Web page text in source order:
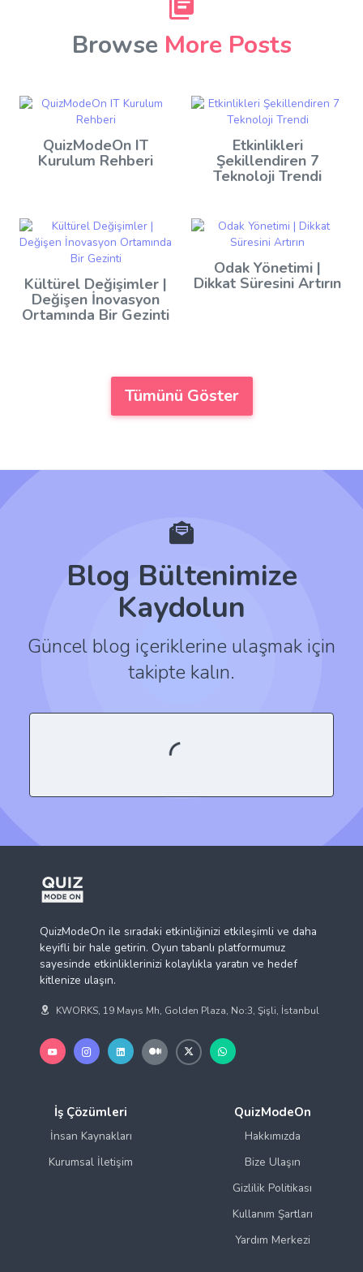
Browse More Posts
QuizModeOn IT
Kurulum Rehberi
Etkinlikleri
Şekillendiren 7
Teknoloji Trendi
Kültürel Değişimler |
Değişen İnovasyon
Ortamında Bir Gezinti
Odak Yönetimi |
Dikkat Süresini Artırın
Tümünü Göster
Blog Bültenimize
Kaydolun
Güncel blog içeriklerine ulaşmak için
takipte kalın.
keyifli bir hale getirin. Oyun tabanlı platformumuz
sayesinde etkinliklerinizi kolaylıkla yaratın ve hedef
KWORKS, 19 Mayıs Mh, Golden Plaza, No:3, Şişli, İstanbul
İş Çözümleri QuizModeOn
Kütüphane
Blog